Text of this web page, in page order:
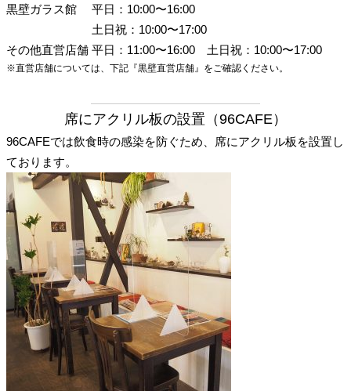
黒壁ガラス館
平日：10:00〜16:00
土日祝：10:00〜17:00
その他直営店舗 平日：11:00〜16:00 土日祝：10:00〜17:00
※直営店舗については、下記『黒壁直営店舗』をご確認ください。
席にアクリル板の設置（96CAFE）
96CAFEでは飲食時の感染を防ぐため、席にアクリル板を設置し
ております。